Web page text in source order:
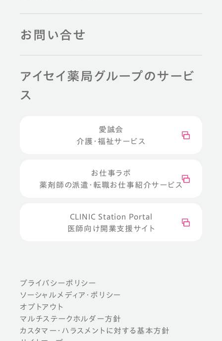
お問い合せ
アイセイ薬局グループのサービ
ス
愛誠会
介護・福祉サービス
お仕事ラボ
薬剤師の派遣・転職お仕事紹介サービス
CLINIC Station Portal
医師向け開業支援サイト
プライバシーポリシー
ソーシャルメディア・ポリシー
オプトアウト
マルチステークホルダー方針
カスタマー・ハラスメントに対する基本方針